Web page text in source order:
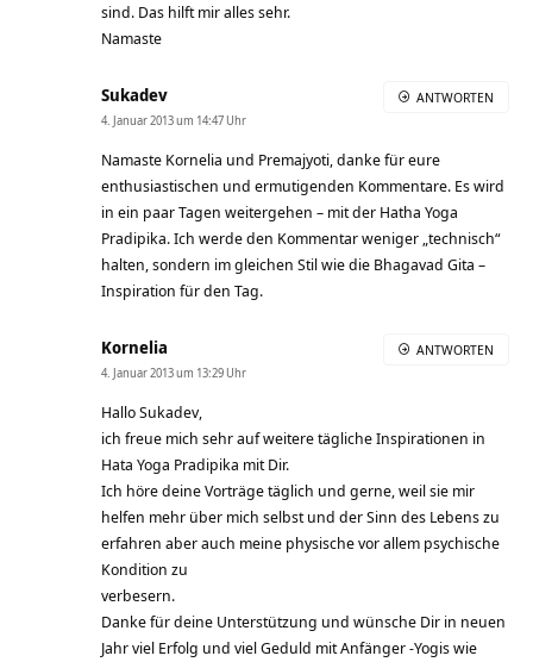
sind. Das hilft mir alles sehr.
Namaste
Sukadev
4. Januar 2013 um 14:47 Uhr
Namaste Kornelia und Premajyoti, danke für eure
enthusiastischen und ermutigenden Kommentare. Es wird
in ein paar Tagen weitergehen – mit der Hatha Yoga
Pradipika. Ich werde den Kommentar weniger „technisch“
halten, sondern im gleichen Stil wie die Bhagavad Gita –
Inspiration für den Tag.
ANTWORTEN
Kornelia
4. Januar 2013 um 13:29 Uhr
Hallo Sukadev,
ich freue mich sehr auf weitere tägliche Inspirationen in
Hata Yoga Pradipika mit Dir.
Ich höre deine Vorträge täglich und gerne, weil sie mir
helfen mehr über mich selbst und der Sinn des Lebens zu
erfahren aber auch meine physische vor allem psychische
Kondition zu
verbesern.
Danke für deine Unterstützung und wünsche Dir in neuen
Jahr viel Erfolg und viel Geduld mit Anfänger -Yogis wie
ANTWORTEN